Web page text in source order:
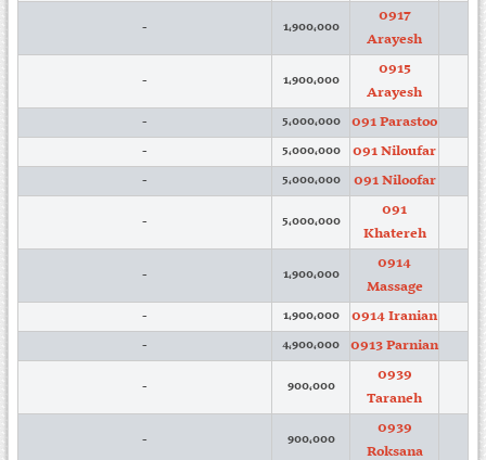
0917
Arayesh
1,900,000
-
0915
Arayesh
1,900,000
-
091 Parastoo
5,000,000
-
091 Niloufar
5,000,000
-
091 Niloofar
5,000,000
-
091
Khatereh
5,000,000
-
0914
Massage
1,900,000
-
0914 Iranian
1,900,000
-
0913 Parnian
4,900,000
-
0939
Taraneh
900,000
-
0939
Roksana
900,000
-